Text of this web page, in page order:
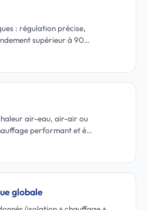
: régulation précise,
supérieur à 90…
air-eau, air-air ou
performant et é…
globale